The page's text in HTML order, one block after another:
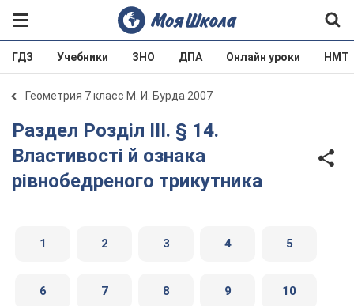
ГДЗ Учебники ЗНО ДПА Онлайн уроки НМТ
Геометрия 7 класс М. И. Бурда 2007
Раздел Розділ III. § 14.
Властивості й ознака
рівнобедреного трикутника
1 2 3 4 5
6 7 8 9 10